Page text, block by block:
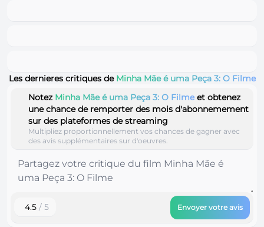
Les dernieres critiques de Minha Mãe é uma Peça 3: O Filme
Notez Minha Mãe é uma Peça 3: O Filme et obtenez
une chance de remporter des mois d'abonnemement
sur des plateformes de streaming
Multipliez proportionnellement vos chances de gagner avec
des avis supplémentaires sur d'oeuvres.
4.5 / 5 Envoyer votre avis